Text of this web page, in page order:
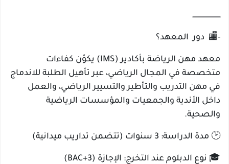
ـــــــــــــــــــــــــــ
-🏬 دور المعهد؟
معهد مهن الرياضة بأكادير (IMS) يكوّن كفاءات
متخصصة في المجال الرياضي، عبر تأهيل الطلبة للاندماج
في مهن التدريب والتأطير والتسيير الرياضي، والعمل
داخل الأندية والجمعيات والمؤسسات الرياضية
والصحية.
🕑 مدة الدراسة: 3 سنوات (تتضمن تداريب ميدانية)
🎓 نوع الدبلوم عند التخرج: الإجازة (BAC+3)